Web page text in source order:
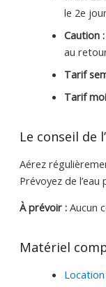
le 2e
Caution :
au
Tarif
Tarif
Le conseil de
Aérez
Prévoyez de
À prévoir :Aucun
Matériel